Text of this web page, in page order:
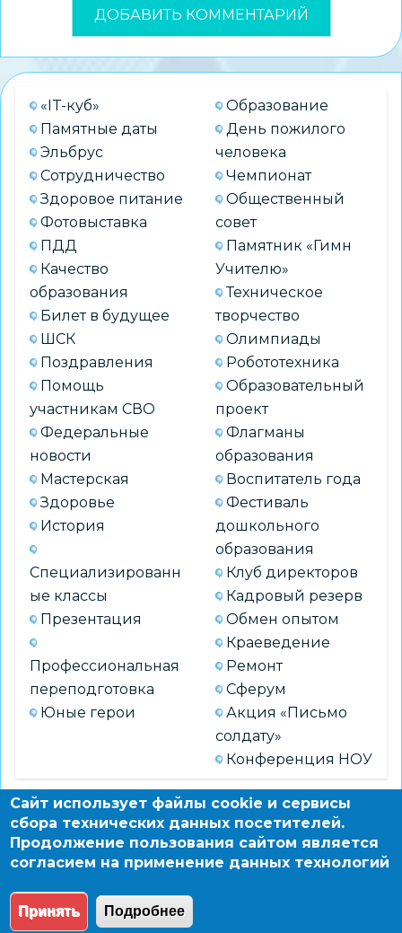
«IT-куб»
Памятные даты
Эльбрус
Сотрудничество
Здоровое питание
Фотовыставка
ПДД
Качество
образования
Билет в будущее
ШСК
Поздравления
Помощь
участникам СВО
Федеральные
новости
Мастерская
Здоровье
История
Специализированн
ые классы
Презентация
Профессиональная
переподготовка
Юные герои
Образование
День пожилого
человека
Чемпионат
Общественный
совет
Памятник «Гимн
Учителю»
Техническое
творчество
Олимпиады
Робототехника
Образовательный
проект
Флагманы
образования
Воспитатель года
Фестиваль
дошкольного
образования
Клуб директоров
Кадровый резерв
Обмен опытом
Краеведение
Ремонт
Сферум
Акция «Письмо
солдату»
Конференция НОУ
АРХИВ
образовательный сайт по заказу департамента
Сайт использует файлы cookie и сервисы
сбора технических данных посетителей.
Продолжение пользования сайтом является
согласием на применение данных технологий
Принять Подробнее